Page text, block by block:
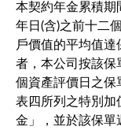
本契約年金累積期
年日(含)之前十二
戶價值的平均值達
者，本公司按該保
個資產評價日之保
表四所列之特別加
金」，並於該保單